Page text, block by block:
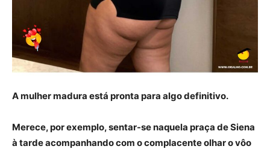
A mulher madura está pronta para algo definitivo.
Merece, por exemplo, sentar-se naquela praça de Siena
à tarde acompanhando com o complacente olhar o vôo